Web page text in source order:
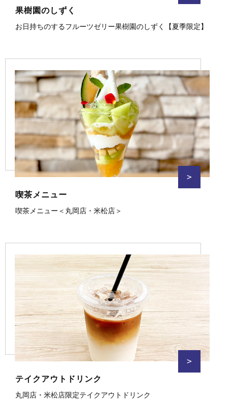
果樹園のしずく
お日持ちのするフルーツゼリー果樹園のしずく【夏季限定】
>
喫茶メニュー
喫茶メニュー＜丸岡店・米松店＞
>
テイクアウトドリンク
丸岡店・米松店限定テイクアウトドリンク